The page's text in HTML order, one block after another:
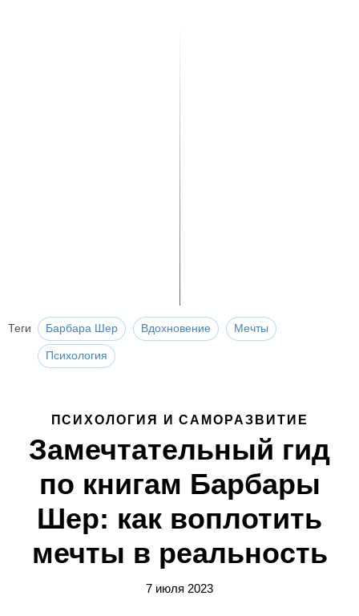
Теги Барбара Шер Вдохновение Мечты
Психология
ПСИХОЛОГИЯ И САМОРАЗВИТИЕ
Замечтательный гид
по книгам Барбары
Шер: как воплотить
мечты в реальность
7 июля 2023